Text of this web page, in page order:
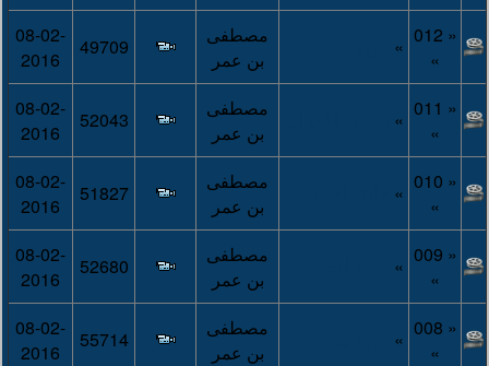
« 012
»
»
مصطفى
بن عمر
49709
08-02-
2016
« 011
»
»
مصطفى
بن عمر
52043
08-02-
2016
« 010
»
»
مصطفى
بن عمر
51827
08-02-
2016
« 009
»
»
مصطفى
بن عمر
52680
08-02-
2016
« 008
»
»
مصطفى
بن عمر
55714
08-02-
2016